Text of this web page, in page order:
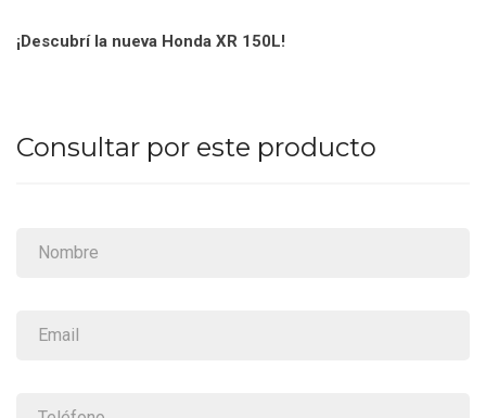
¡Descubrí la nueva Honda XR 150L!
Consultar por este producto